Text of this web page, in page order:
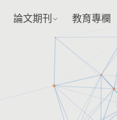
論文期刊 教育專欄